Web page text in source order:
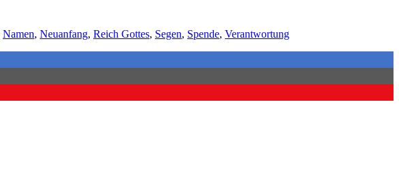
Namen, Neuanfang, Reich Gottes, Segen, Spende, Verantwortung